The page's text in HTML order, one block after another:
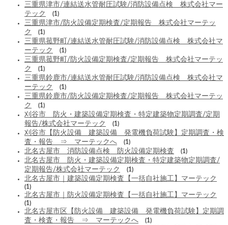
三重県津市/連結送水管耐圧試験/消防設備点検 株式会社マー
テック
(1)
三重県津市/防火設備定期検査/定期報告 株式会社マーテッ
ク
(1)
三重県菰野町/連結送水管耐圧試験/消防設備点検 株式会社マ
ーテック
(1)
三重県菰野町/防火設備定期検査/定期報告 株式会社マーテッ
ク
(1)
三重県鈴鹿市/連結送水管耐圧試験/消防設備点検 株式会社マ
ーテック
(1)
三重県鈴鹿市/防火設備定期検査/定期報告 株式会社マーテッ
ク
(1)
刈谷市 防火・建築設備定期検査・特定建築物定期調査/定期
報告/株式会社マーテック
(1)
刈谷市【防火設備 建築設備 発電機負荷試験】定期調査・検
査・報告 ⇒ マーテックへ
(1)
北名古屋市 消防設備点検 防火設備定期検査 (1)
北名古屋市 防火・建築設備定期検査・特定建築物定期調査/
定期報告/株式会社マーテック
(1)
北名古屋市｜建築設備定期検査【一括自社施工】マーテック
(1)
北名古屋市｜防火設備定期検査【一括自社施工】マーテック
(1)
北名古屋市区【防火設備 建築設備 発電機負荷試験】定期調
査・検査・報告 ⇒ マーテックへ
(1)